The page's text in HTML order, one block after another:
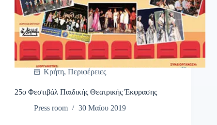
Κρήτη, Περιφέρειες
25ο Φεστιβάλ Παιδικής Θεατρικής Έκφρασης
Press room
30 Μαΐου 2019